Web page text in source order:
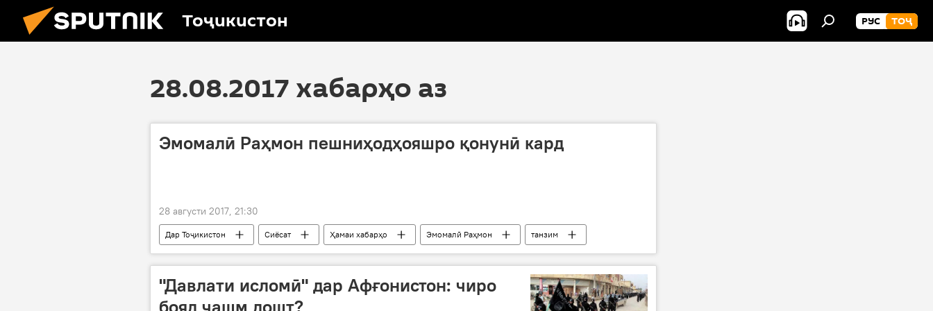
Тоҷикистон РУС ТОҶ
28.08.2017 хабарҳо аз
Эмомалӣ Раҳмон пешниҳодҳояшро қонунӣ кард
28 августи 2017, 21:30
Дар Тоҷикистон Сиёсат Ҳамаи хабарҳо Эмомалӣ Раҳмон
танзим
қонунгузорӣ
Қонуни танзими ҷашну маросим
"Давлати исломӣ" дар Афғонистон: чиро